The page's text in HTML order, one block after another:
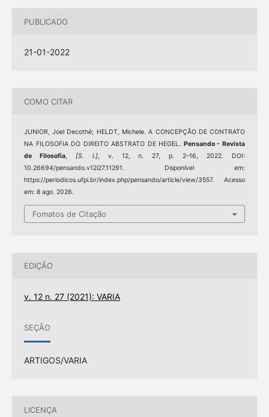
PUBLICADO
21-01-2022
COMO CITAR
JUNIOR, Joel Decothé; HELDT, Michele. A CONCEPÇÃO DE CONTRATO
NA FILOSOFIA DO DIREITO ABSTRATO DE HEGEL. Pensando - Revista
de Filosofia, [S. l.], v. 12, n. 27, p. 2–16, 2022. DOI:
10.26694/pensando.v12i27.11291. Disponível em:
https://periodicos.ufpi.br/index.php/pensando/article/view/3557. Acesso
em: 8 ago. 2026.
Fomatos de Citação
EDIÇÃO
v. 12 n. 27 (2021): VARIA
SEÇÃO
ARTIGOS/VARIA
LICENÇA